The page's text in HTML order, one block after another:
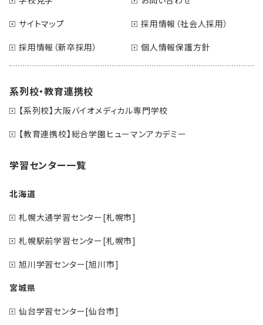
サイトマップ
採用情報（社会人採用）
採用情報（新卒採用）
個人情報保護方針
系列校・教育連携校
【系列校】大阪バイオメディカル専門学校
【教育連携校】総合学園ヒューマンアカデミー
学習センター一覧
北海道
札幌大通学習センター[札幌市]
札幌駅前学習センター[札幌市]
旭川学習センター[旭川市]
宮城県
仙台学習センター[仙台市]